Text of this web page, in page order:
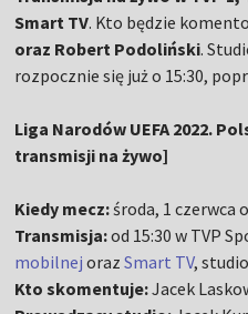
Smart TV. Kto będzie
oraz Robert Podoliński.
rozpocznie się już o 15:30,
Liga Narodów UEFA 2022.
transmisji na żywo]
Kiedy mecz:środa, 1 czerwca
Transmisja:od 15:30 w TVP
mobilnej orazSmart TV,
Kto skomentuje:Jacek